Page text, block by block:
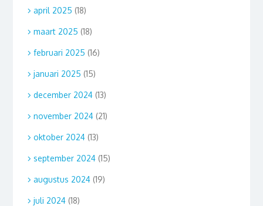
april 2025 (18)
maart 2025 (18)
februari 2025 (16)
januari 2025 (15)
december 2024(13)
november 2024(21)
oktober 2024(13)
september 2024(15)
augustus 2024(19)
juli 2024(18)